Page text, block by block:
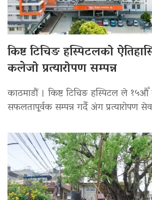
किष्ट टिचिङ हस्पिटलको
कलेजो प्रत्यारोपण सम्पन्न
काठमाडौं । किष्ट टिचिङ हस्पिटल ले १५औँ
सफलतापूर्वक सम्पन्न गर्दै अंग प्रत्यारोपण